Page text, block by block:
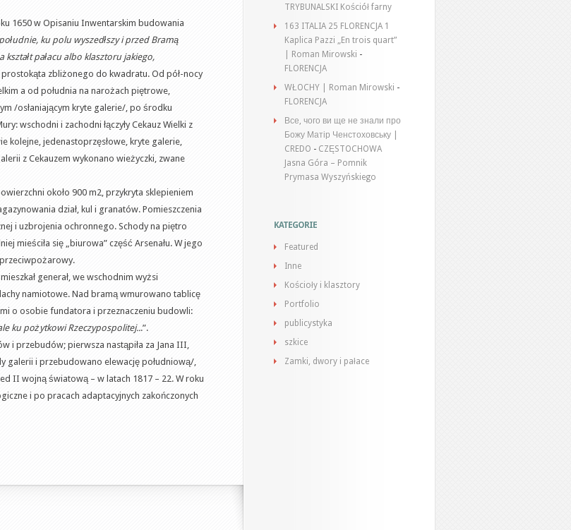
1650 w Opisaniu Inwentarskim budowania
ku polu wyszedłszy i przed Bramą
pałacu albo klasztoru jakiego,
prostokąta zbliżonego do kwadratu. Od pół-nocy
a od południa na narożach piętrowe,
/osłaniającym kryte galerie/, po środku
wschodni i zachodni łączyły Cekauz Wielki z
kolejne, jedenastoprzęsłowe, kryte galerie,
z Cekauzem wykonano wieżyczki, zwane
około 900 m2, przykryta sklepieniem
dział, kul i granatów. Pomieszczenia
i uzbrojenia ochronnego. Schody na piętro
mieściła się „biurowa” część Arsenału. W jego
generał, we wschodnim wyżsi
namiotowe. Nad bramą wmurowano tablicę
o osobie fundatora i przeznaczeniu budowli:
ku pożytkowi Rzeczypospolitej...”.
i przebudów; pierwsza nastąpiła za Jana III,
galerii i przebudowano elewację południową/,
II wojną światową – w latach 1817 – 22. W roku
i po pracach adaptacyjnych zakończonych
TRYBUNALSKI Kościół farny
163 ITALIA 25 FLORENCJA 1
Kaplica Pazzi „En trois quart”
| Roman Mirowski -
FLORENCJA
WŁOCHY | Roman Mirowski -
FLORENCJA
Все, чого ви ще не знали про
Божу Матір Ченстоховську |
CREDO - CZĘSTOCHOWA
Jasna Góra – Pomnik
Prymasa Wyszyńskiego
KATEGORIE
Featured
Inne
Kościoły i klasztory
Portfolio
publicystyka
szkice
Zamki, dwory i pałace